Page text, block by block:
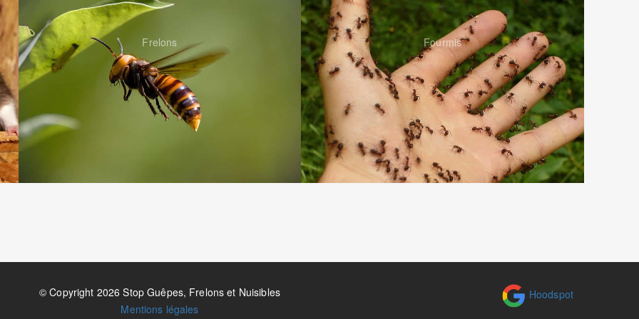
Frelons Fourmis
© Copyright 2026 Stop Guêpes, Frelons et Nuisibles
Mentions légales
Hoodspot